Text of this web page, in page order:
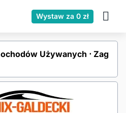
Wystaw za 0 zł
Używanych ⋅ Zag